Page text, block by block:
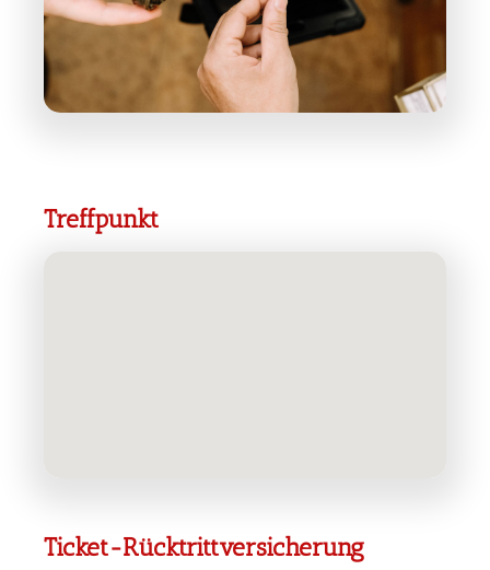
Treffpunkt
Ticket-Rücktrittversicherung